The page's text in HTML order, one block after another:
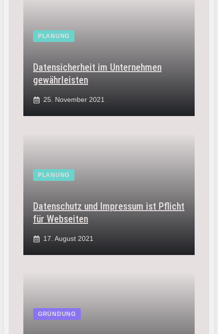
PLANUNG
Datensicherheit im Unternehmen
gewährleisten
25. November 2021
PLANUNG
Datenschutz und Impressum ist Pflicht
für Webseiten
17. August 2021
GRÜNDUNG